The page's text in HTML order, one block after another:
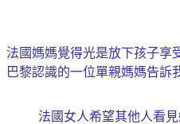
法國媽媽覺得光是放下孩子享
巴黎認識的一位單親媽媽告訴
法國女人希望其他人看